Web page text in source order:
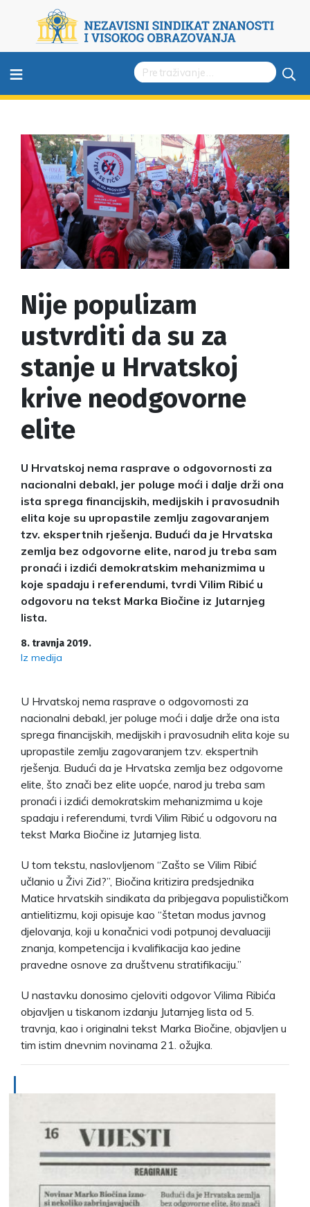
≡
Nije populizam
ustvrditi da su za
stanje u Hrvatskoj
krive neodgovorne
elite
U Hrvatskoj nema rasprave o odgovornosti za
nacionalni debakl, jer poluge moći i dalje drži ona
ista sprega financijskih, medijskih i pravosudnih
elita koje su upropastile zemlju zagovaranjem
tzv. ekspertnih rješenja. Budući da je Hrvatska
zemlja bez odgovorne elite, narod ju treba sam
pronaći i izdići demokratskim mehanizmima u
koje spadaju i referendumi, tvrdi Vilim Ribić u
odgovoru na tekst Marka Biočine iz Jutarnjeg
lista.
8. travnja 2019.
Iz medija
U Hrvatskoj nema rasprave o odgovornosti za
nacionalni debakl, jer poluge moći i dalje drže ona ista
sprega financijskih, medijskih i pravosudnih elita koje su
upropastile zemlju zagovaranjem tzv. ekspertnih
rješenja. Budući da je Hrvatska zemlja bez odgovorne
elite, što znači bez elite uopće, narod ju treba sam
pronaći i izdići demokratskim mehanizmima u koje
spadaju i referendumi, tvrdi Vilim Ribić u odgovoru na
tekst Marka Biočine iz Jutarnjeg lista.
U tom tekstu, naslovljenom “Zašto se Vilim Ribić
učlanio u Živi Zid?”, Biočina kritizira predsjednika
Matice hrvatskih sindikata da pribjegava populističkom
antielitizmu, koji opisuje kao “štetan modus javnog
djelovanja, koji u konačnici vodi potpunoj devaluaciji
znanja, kompetencija i kvalifikacija kao jedine
pravedne osnove za društvenu stratifikaciju.”
U nastavku donosimo cjeloviti odgovor Vilima Ribića
objavljen u tiskanom izdanju Jutarnjeg lista od 5.
travnja, kao i originalni tekst Marka Biočine, objavljen u
tim istim dnevnim novinama 21. ožujka.